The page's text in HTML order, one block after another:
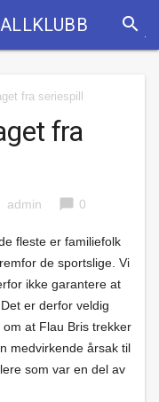
search
fra seriespill
fra
admin chat_bubble 0
fleste er familiefolk
de sportslige. Vi
ikke garantere at
er derfor veldig
at Flau Bris trekker
medvirkende årsak til
som var en del av